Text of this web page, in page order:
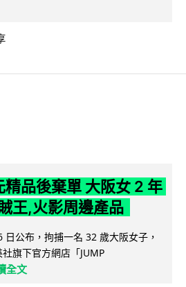
品後棄單 大阪女 2 年
王,火影周邊產品
日公布，拘捕一名 32 歲大阪女子，
旗下官方網店「JUMP
全文